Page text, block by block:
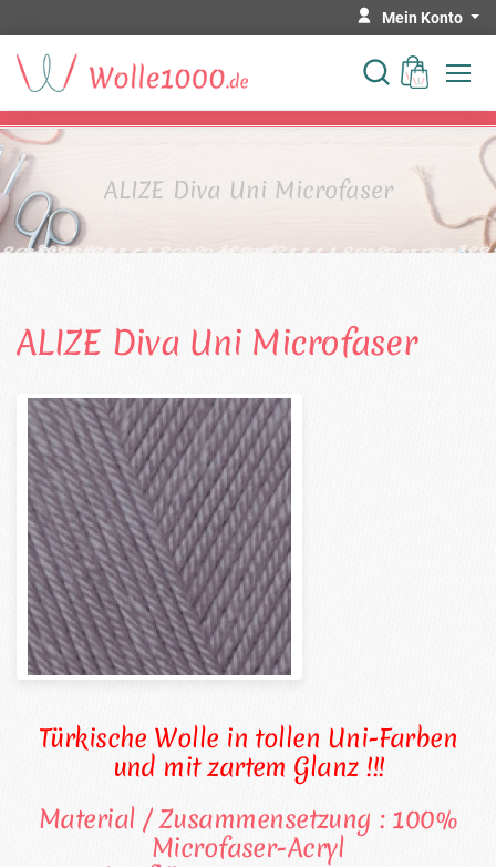
Mein Konto
ALIZE Diva Uni Microfaser
ALIZE Diva Uni Microfaser
Türkische Wolle in tollen Uni-Farben
und mit zartem Glanz !!!
Material / Zusammensetzung : 100%
Microfaser-Acryl